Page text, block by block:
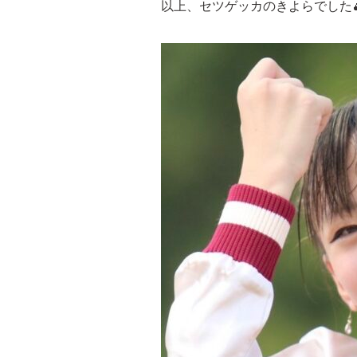
以上、セツゲッカのきよらでした